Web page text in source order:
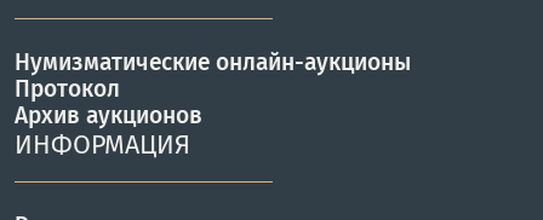
Нумизматические онлайн-аукционы
Протокол
Архив аукционов
ИНФОРМАЦИЯ